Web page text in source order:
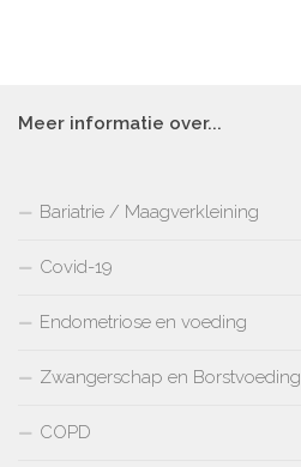
Meer informatie over...
Bariatrie / Maagverkleining
Covid-19
Endometriose en voeding
Zwangerschap en Borstvoeding
COPD